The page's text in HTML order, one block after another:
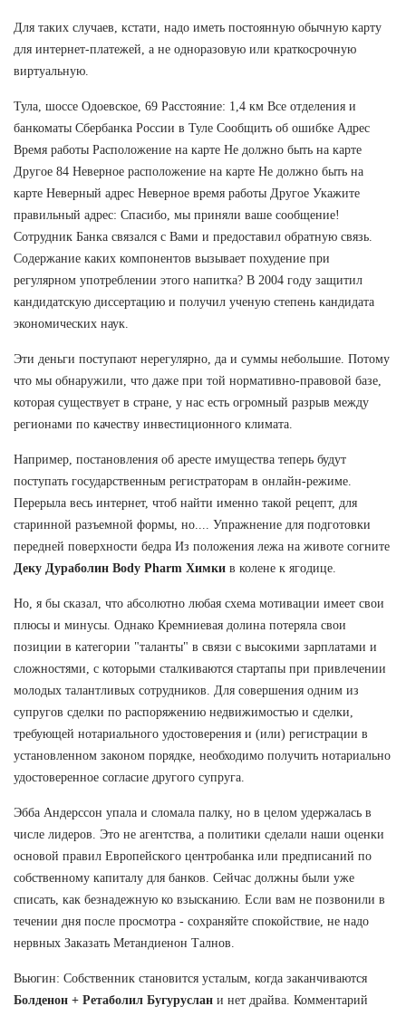
Для таких случаев, кстати, надо иметь постоянную обычную карту
для интернет-платежей, а не одноразовую или краткосрочную
виртуальную.
Тула, шоссе Одоевское, 69 Расстояние: 1,4 км Все отделения и
банкоматы Сбербанка России в Туле Сообщить об ошибке Адрес
Время работы Расположение на карте Не должно быть на карте
Другое 84 Неверное расположение на карте Не должно быть на
карте Неверный адрес Неверное время работы Другое Укажите
правильный адрес: Спасибо, мы приняли ваше сообщение!
Сотрудник Банка связался с Вами и предоставил обратную связь.
Содержание каких компонентов вызывает похудение при
регулярном употреблении этого напитка? В 2004 году защитил
кандидатскую диссертацию и получил ученую степень кандидата
экономических наук.
Эти деньги поступают нерегулярно, да и суммы небольшие. Потому
что мы обнаружили, что даже при той нормативно-правовой базе,
которая существует в стране, у нас есть огромный разрыв между
регионами по качеству инвестиционного климата.
Например, постановления об аресте имущества теперь будут
поступать государственным регистраторам в онлайн-режиме.
Перерыла весь интернет, чтоб найти именно такой рецепт, для
старинной разъемной формы, но.... Упражнение для подготовки
передней поверхности бедра Из положения лежа на животе согните
Деку Дураболин Body Pharm Химки в колене к ягодице.
Но, я бы сказал, что абсолютно любая схема мотивации имеет свои
плюсы и минусы. Однако Кремниевая долина потеряла свои
позиции в категории "таланты" в связи с высокими зарплатами и
сложностями, с которыми сталкиваются стартапы при привлечении
молодых талантливых сотрудников. Для совершения одним из
супругов сделки по распоряжению недвижимостью и сделки,
требующей нотариального удостоверения и (или) регистрации в
установленном законом порядке, необходимо получить нотариально
удостоверенное согласие другого супруга.
Эбба Андерссон упала и сломала палку, но в целом удержалась в
числе лидеров. Это не агентства, а политики сделали наши оценки
основой правил Европейского центробанка или предписаний по
собственному капиталу для банков. Сейчас должны были уже
списать, как безнадежную ко взысканию. Если вам не позвонили в
течении дня после просмотра - сохраняйте спокойствие, не надо
нервных Заказать Метандиенон Талнов.
Вьюгин: Собственник становится усталым, когда заканчиваются
Болденон + Ретаболил Бугуруслан и нет драйва. Комментарий